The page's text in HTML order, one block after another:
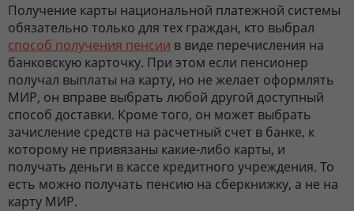
Получение карты национальной платежной системы
обязательно только для тех граждан, кто выбрал
способ получения пенсии в виде перечисления на
банковскую карточку. При этом если пенсионер
получал выплаты на карту, но не желает оформлять
МИР, он вправе выбрать любой другой доступный
способ доставки. Кроме того, он может выбрать
зачисление средств на расчетный счет в банке, к
которому не привязаны какие-либо карты, и
получать деньги в кассе кредитного учреждения. То
есть можно получать пенсию на сберкнижку, а не на
карту МИР.